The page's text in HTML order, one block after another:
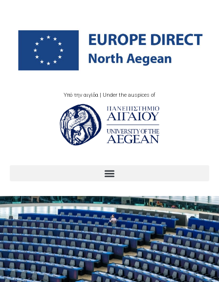
Υπό την αιγίδα | Under the auspices of